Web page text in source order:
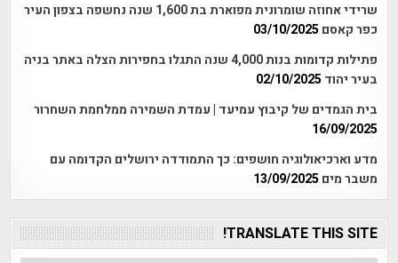
שרידי אחוזה שומרונית מפוארת בת 1,600 שנה נחשפה בצפון העיר
כפר קאסם 03/10/2025
פתילות קדומות בנות 4,000 שנה התגלו בחפירות הצלה באתר בניה
בעיר יהוד 02/10/2025
בית הגמדים של קיבוץ עמיעד | עמדת השמירה ממלחמת השחרור
16/09/2025
מדע וארכיאולוגיה חושפים: כך התמודדה ירושלים הקדומה עם
משבר מים 13/09/2025
TRANSLATE THIS SITE!